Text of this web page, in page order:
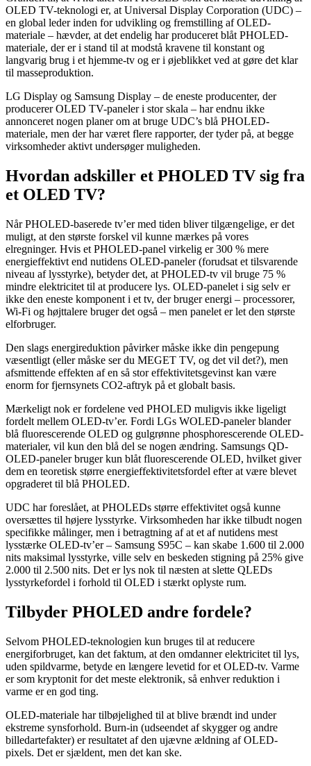
OLED TV-teknologi er, at Universal Display Corporation (UDC) –
en global leder inden for udvikling og fremstilling af OLED-
materiale – hævder, at det endelig har produceret blåt PHOLED-
materiale, der er i stand til at modstå kravene til konstant og
langvarig brug i et hjemme-tv og er i øjeblikket ved at gøre det klar
til masseproduktion.
LG Display og Samsung Display – de eneste producenter, der
producerer OLED TV-paneler i stor skala – har endnu ikke
annonceret nogen planer om at bruge UDC’s blå PHOLED-
materiale, men der har været flere rapporter, der tyder på, at begge
virksomheder aktivt undersøger muligheden.
Hvordan adskiller et PHOLED TV sig fra
et OLED TV?
Når PHOLED-baserede tv’er med tiden bliver tilgængelige, er det
muligt, at den største forskel vil kunne mærkes på vores
elregninger. Hvis et PHOLED-panel virkelig er 300 % mere
energieffektivt end nutidens OLED-paneler (forudsat et tilsvarende
niveau af lysstyrke), betyder det, at PHOLED-tv vil bruge 75 %
mindre elektricitet til at producere lys. OLED-panelet i sig selv er
ikke den eneste komponent i et tv, der bruger energi – processorer,
Wi-Fi og højttalere bruger det også – men panelet er let den største
elforbruger.
Den slags energireduktion påvirker måske ikke din pengepung
væsentligt (eller måske ser du MEGET TV, og det vil det?), men
afsmittende effekten af ​​en så stor effektivitetsgevinst kan være
enorm for fjernsynets CO2-aftryk på et globalt basis.
Mærkeligt nok er fordelene ved PHOLED muligvis ikke ligeligt
fordelt mellem OLED-tv’er. Fordi LGs WOLED-paneler blander
blå fluorescerende OLED og gulgrønne phosphorescerende OLED-
materialer, vil kun den blå del se nogen ændring. Samsungs QD-
OLED-paneler bruger kun blåt fluorescerende OLED, hvilket giver
dem en teoretisk større energieffektivitetsfordel efter at være blevet
opgraderet til blå PHOLED.
UDC har foreslået, at PHOLEDs større effektivitet også kunne
oversættes til højere lysstyrke. Virksomheden har ikke tilbudt nogen
specifikke målinger, men i betragtning af at et af nutidens mest
lysstærke OLED-tv’er – Samsung S95C – kan skabe 1.600 til 2.000
nits maksimal lysstyrke, ville selv en beskeden stigning på 25% give
2.000 til 2.500 nits. Det er lys nok til næsten at slette QLEDs
lysstyrkefordel i forhold til OLED i stærkt oplyste rum.
Tilbyder PHOLED andre fordele?
Selvom PHOLED-teknologien kun bruges til at reducere
energiforbruget, kan det faktum, at den omdanner elektricitet til lys,
uden spildvarme, betyde en længere levetid for et OLED-tv. Varme
er som kryptonit for det meste elektronik, så enhver reduktion i
varme er en god ting.
OLED-materiale har tilbøjelighed til at blive brændt ind under
ekstreme synsforhold. Burn-in (udseendet af skygger og andre
billedartefakter) er resultatet af den ujævne ældning af OLED-
pixels. Det er sjældent, men det kan ske.